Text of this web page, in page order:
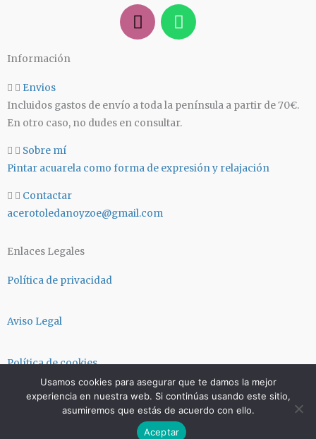
I
n
g
r
W
h
a
p
Información
Envios
Incluidos gastos de envío a toda la península a partir de 70€.
En otro caso, no dudes en consultar.
Sobre mí
Pintar acuarela como forma de expresión y relajación
Contactar
acerotoledanoyzoe@gmail.com
Enlaces Legales
Política de privacidad
Aviso Legal
Política de cookies
Términos y condiciones
Usamos cookies para asegurar que te damos la mejor
experiencia en nuestra web. Si continúas usando este sitio,
asumiremos que estás de acuerdo con ello.
Aceptar